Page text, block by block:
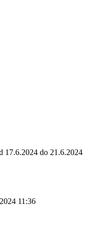
17.6.2024 do 21.6.2024
11:36